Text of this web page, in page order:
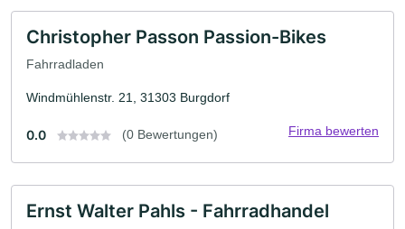
Christopher Passon Passion-Bikes
Fahrradladen
Windmühlenstr. 21, 31303 Burgdorf
0.0 (0 Bewertungen) Firma bewerten
Ernst Walter Pahls - Fahrradhandel